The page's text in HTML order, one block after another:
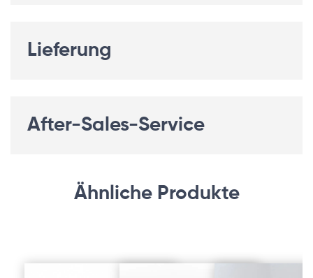
Lieferung
After-Sales-Service
Ähnliche Produkte